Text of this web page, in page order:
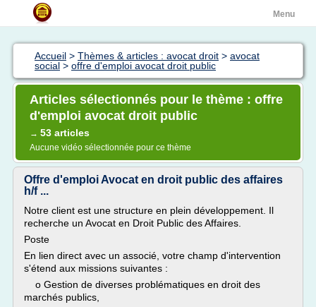
Menu
Accueil > Thèmes & articles : avocat droit > avocat
social > offre d'emploi avocat droit public
Articles sélectionnés pour le thème : offre
d'emploi avocat droit public
→ 53 articles
Aucune vidéo sélectionnée pour ce thème
Offre d'emploi Avocat en droit public des affaires
h/f ...
Notre client est une structure en plein développement. Il
recherche un Avocat en Droit Public des Affaires.
Poste
En lien direct avec un associé, votre champ d'intervention
s'étend aux missions suivantes :
o Gestion de diverses problématiques en droit des
marchés publics,